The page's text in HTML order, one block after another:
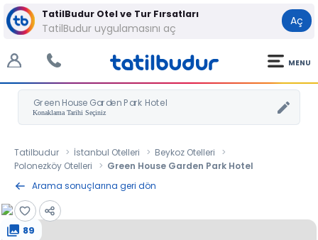
TatilBudur Otel ve Tur Fırsatları
TatilBudur uygulamasını aç
Aç
MENU
Green House Garden Park Hotel
Tatilbudur İstanbul Otelleri
Beykoz Otelleri
Polonezköy Otelleri
Green House Garden Park Hotel
Arama sonuçlarına geri dön
89